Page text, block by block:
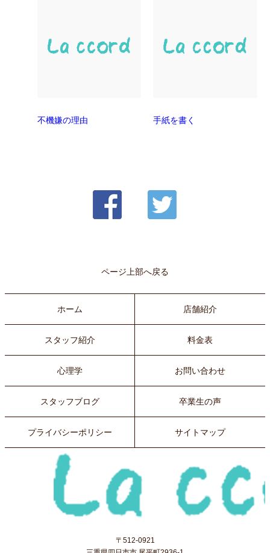
不機嫌の理由 手紙を書く
ページ上部へ戻る
ホーム 店舗紹介
スタッフ紹介 料金表
心理学 お問い合わせ
スタッフブログ 卒業生の声
プライバシーポリシー サイトマップ
〒512-0921